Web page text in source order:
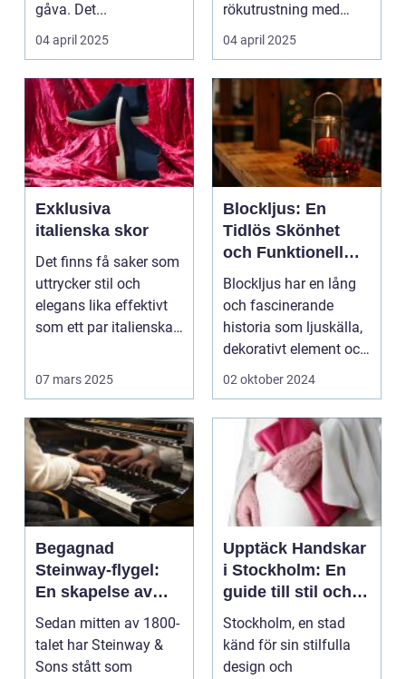
gåva. Det...
04 april 2025
rökutrustning med
djupa kulturella r&o...
04 april 2025
Exklusiva
italienska skor
Det finns få saker som
uttrycker stil och
elegans lika effektivt
som ett par italienska
07 mars 2025
Blockljus: En
Tidlös Skönhet
och Funktionell
Belysning
Blockljus har en lång
och fascinerande
historia som ljuskälla,
dekorativt element och
sym...
02 oktober 2024
Begagnad
Steinway-flygel:
En skapelse av
ljud och konst
Sedan mitten av 1800-
talet har Steinway &
Sons stått som
Upptäck Handskar
i Stockholm: En
guide till stil och
skydd
Stockholm, en stad
känd för sin stilfulla
design och